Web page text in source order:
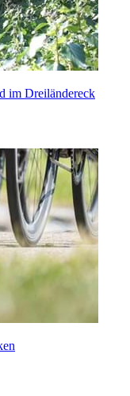
im Dreiländereck